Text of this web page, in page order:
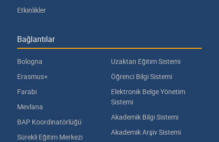
Etkinlikler
Bağlantılar
Bologna
Erasmus+
Farabi
Mevlana
BAP Koordinatörlüğü
Sürekli Eğitim Merkezi
Uzaktan Eğitim Sistemi
Öğrenci Bilgi Sistemi
Elektronik Belge Yönetim
Sistemi
Akademik Bilgi Sistemi
Akademik Arşiv Sistemi